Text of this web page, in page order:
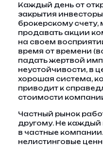
Каждый день от
закрытия
брокерскому счету,
продавать акции
на своем
время от времени
падать жертвой
неустойчивости, в
хорошая система,
приводит к
стоимости
Частный рынок
другому. Не
в частные
нелистинговые